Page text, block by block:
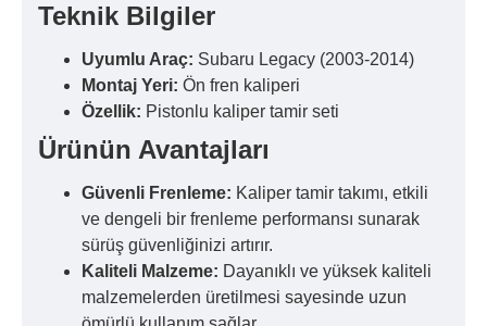
Teknik Bilgiler
Uyumlu Araç: Subaru Legacy (2003-2014)
Montaj Yeri: Ön fren kaliperi
Özellik: Pistonlu kaliper tamir seti
Ürünün Avantajları
Güvenli Frenleme: Kaliper tamir takımı, etkili
ve dengeli bir frenleme performansı sunarak
sürüş güvenliğinizi artırır.
Kaliteli Malzeme: Dayanıklı ve yüksek kaliteli
malzemelerden üretilmesi sayesinde uzun